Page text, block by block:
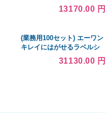
13170.00 円
(業務用100セット) エーワン
キレイにはがせるラベルシ
ール/宛名シール 〔A4/65面
10枚〕 再剥離 マルチタイプ
31130.00 円